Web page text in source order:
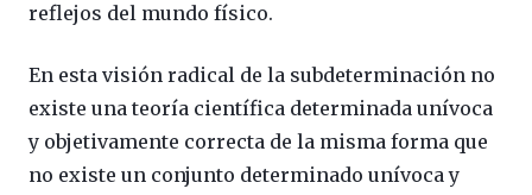
reflejos del mundo físico.
En esta visión radical de la subdeterminación no
existe una teoría científica determinada unívoca
y objetivamente correcta de la misma forma que
no existe un conjunto determinado unívoca y